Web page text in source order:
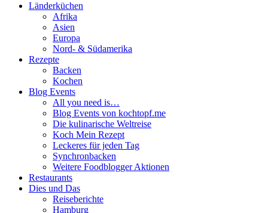
Länderküchen
Afrika
Asien
Europa
Nord- & Südamerika
Rezepte
Backen
Kochen
Blog Events
All you need is…
Blog Events von kochtopf.me
Die kulinarische Weltreise
Koch Mein Rezept
Leckeres für jeden Tag
Synchronbacken
Weitere Foodblogger Aktionen
Restaurants
Dies und Das
Reiseberichte
Hamburg